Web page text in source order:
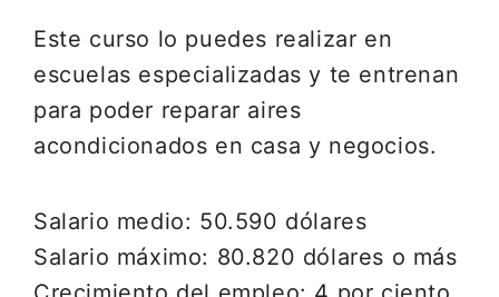
Este curso lo puedes realizar en
escuelas especializadas y te entrenan
para poder reparar aires
acondicionados en casa y negocios.
Salario medio: 50.590 dólares
Salario máximo: 80.820 dólares o más